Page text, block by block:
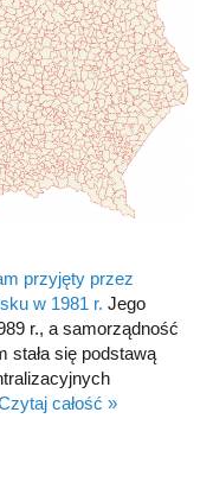
przyjęty przez
w 1981 r. Jego
r., a samorządność
stała się podstawą
całość »